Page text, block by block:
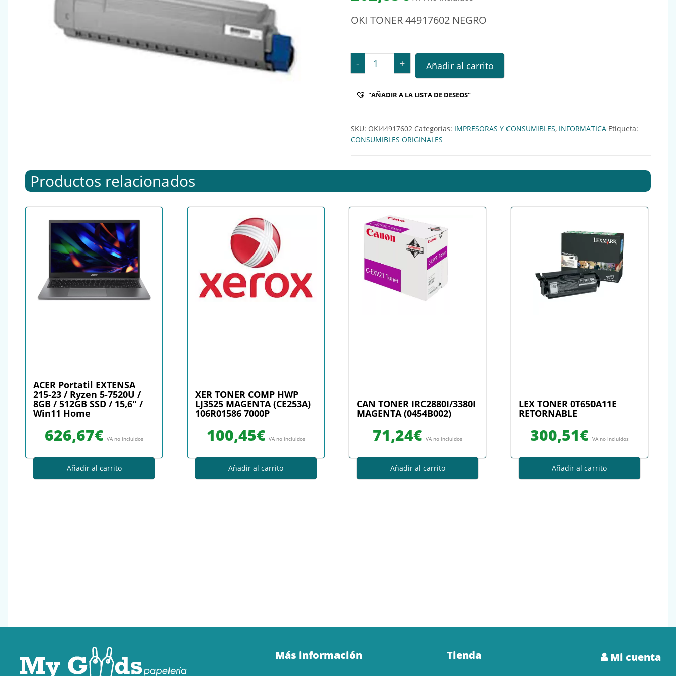
OKI TONER 44917602 NEGRO
- OKI TONER 44917602 NEGRO cantidad
+ Añadir al carrito
"AÑADIR A LA LISTA DE DESEOS"
SKU: OKI44917602 Categorías: IMPRESORAS Y CONSUMIBLES, INFORMATICA Etiqueta:
CONSUMIBLES ORIGINALES
Productos relacionados
ACER Portatil EXTENSA
215-23 / Ryzen 5-7520U /
8GB / 512GB SSD / 15,6″ /
Win11 Home
626,67€ IVA no incluidos
Añadir al carrito
XER TONER COMP HWP
LJ3525 MAGENTA (CE253A)
106R01586 7000P
100,45€ IVA no incluidos
Añadir al carrito
CAN TONER IRC2880I/3380I
MAGENTA (0454B002)
71,24€ IVA no incluidos
Añadir al carrito
LEX TONER 0T650A11E
RETORNABLE
300,51€ IVA no incluidos
Añadir al carrito
Más información Tienda Mi cuenta